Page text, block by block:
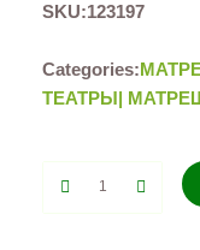
SKU:123197
Categories:
ТЕАТРЫ|